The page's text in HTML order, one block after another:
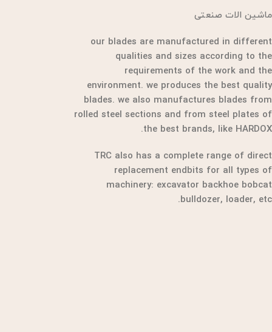
ماشین الات صنعتی
our blades are manufactured in different
qualities and sizes according to the
requirements of the work and the
environment. we produces the best quality
blades. we also manufactures blades from
rolled steel sections and from steel plates of
the best brands, like HARDOX.
TRC also has a complete range of direct
replacement endbits for all types of
machinery: excavator backhoe bobcat
bulldozer, loader, etc.